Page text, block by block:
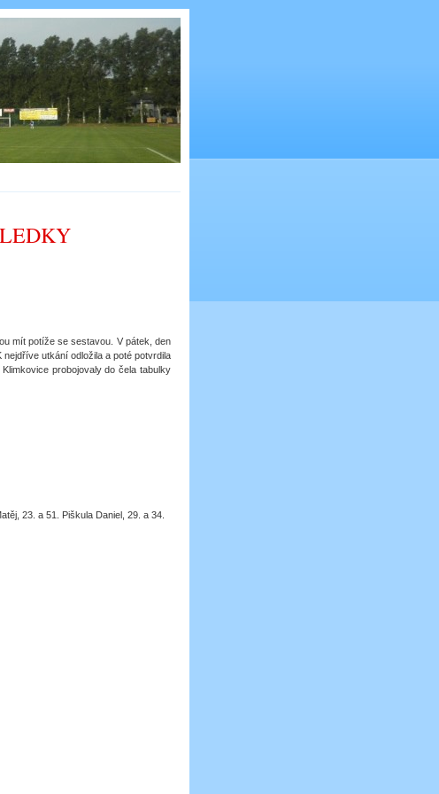
mít potíže se sestavou. V pátek, den
utkání odložila a poté potvrdila
probojovaly do čela tabulky
23. a 51. Piškula Daniel, 29. a 34.